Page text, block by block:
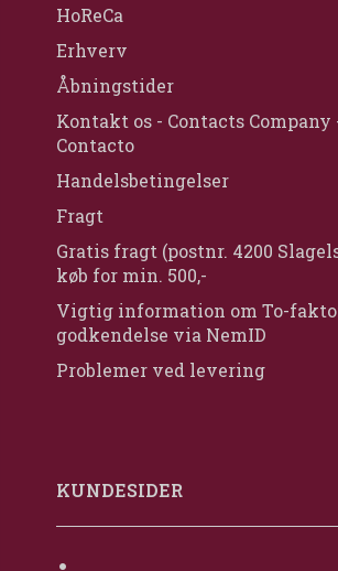
HoReCa
Erhverv
Åbningstider
Kontakt os - Contacts Company
Contacto
Handelsbetingelser
Fragt
Gratis fragt (postnr. 4200
køb for min. 500,-
Vigtig information om To-
godkendelse via NemID
Problemer ved levering
KUNDESIDER